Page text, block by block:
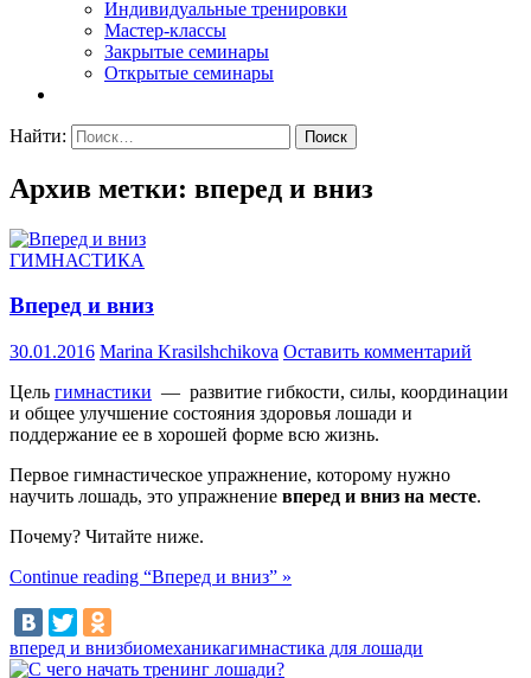
Индивидуальные тренировки
Мастер-классы
Закрытые семинары
Открытые семинары
Найти:
Архив метки: вперед и вниз
ГИМНАСТИКА
Вперед и вниз
30.01.2016 Marina Krasilshchikova Оставить комментарий
Цель гимнастики — развитие гибкости, силы, координации
и общее улучшение состояния здоровья лошади и
поддержание ее в хорошей форме всю жизнь.
Первое гимнастическое упражнение, которому нужно
научить лошадь, это упражнение вперед и вниз на месте.
Почему? Читайте ниже.
Continue reading “Вперед и вниз” »
вперед и внизбиомеханикагимнастика для лошади